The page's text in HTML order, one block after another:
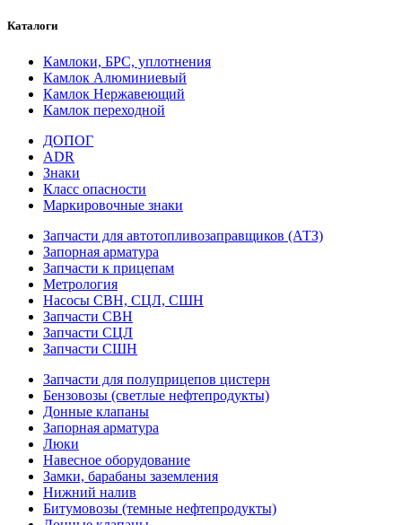
Каталоги
Камлоки, БРС, уплотнения
Камлок Алюминиевый
Камлок Нержавеющий
Камлок переходной
ДОПОГ
ADR
Знаки
Класс опасности
Маркировочные знаки
Запчасти для автотопливозаправщиков (АТЗ)
Запорная арматура
Запчасти к прицепам
Метрология
Насосы СВН, СЦЛ, СШН
Запчасти СВН
Запчасти СЦЛ
Запчасти СШН
Запчасти для полуприцепов цистерн
Бензовозы (светлые нефтепродукты)
Донные клапаны
Запорная арматура
Люки
Навесное оборудование
Замки, барабаны заземления
Нижний налив
Битумовозы (темные нефтепродукты)